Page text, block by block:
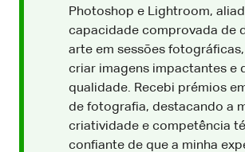
Photoshop e Lightroom,
capacidade comprovada de
arte em sessões
criar imagens impactantes e
qualidade. Recebi prémios
de fotografia, destacando a
criatividade e competência
confiante de que a minha